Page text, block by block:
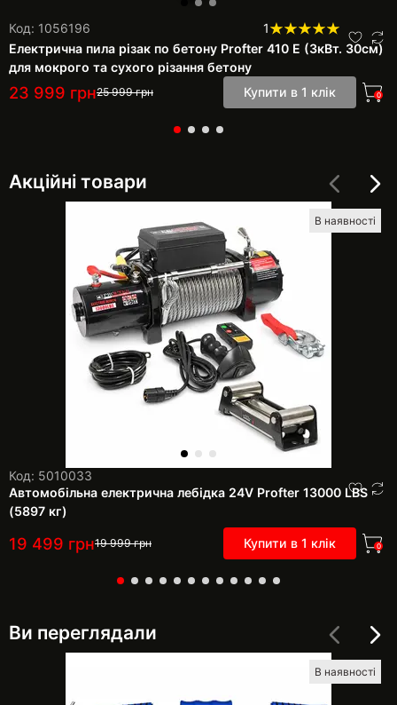
Код: 1056196
1
Електрична пила різак по бетону Profter 410 E (3кВт. 30см)
для мокрого та сухого різання бетону
23 999 грн25 999грн Купити в 1 клік 0
Акційні товари
В наявності
Код: 5010033
Автомобільна електрична лебідка 24V Profter 13000 LBS
(5897 кг)
19 499 грн19 999грн Купити в 1 клік 0
Ви переглядали
В наявності